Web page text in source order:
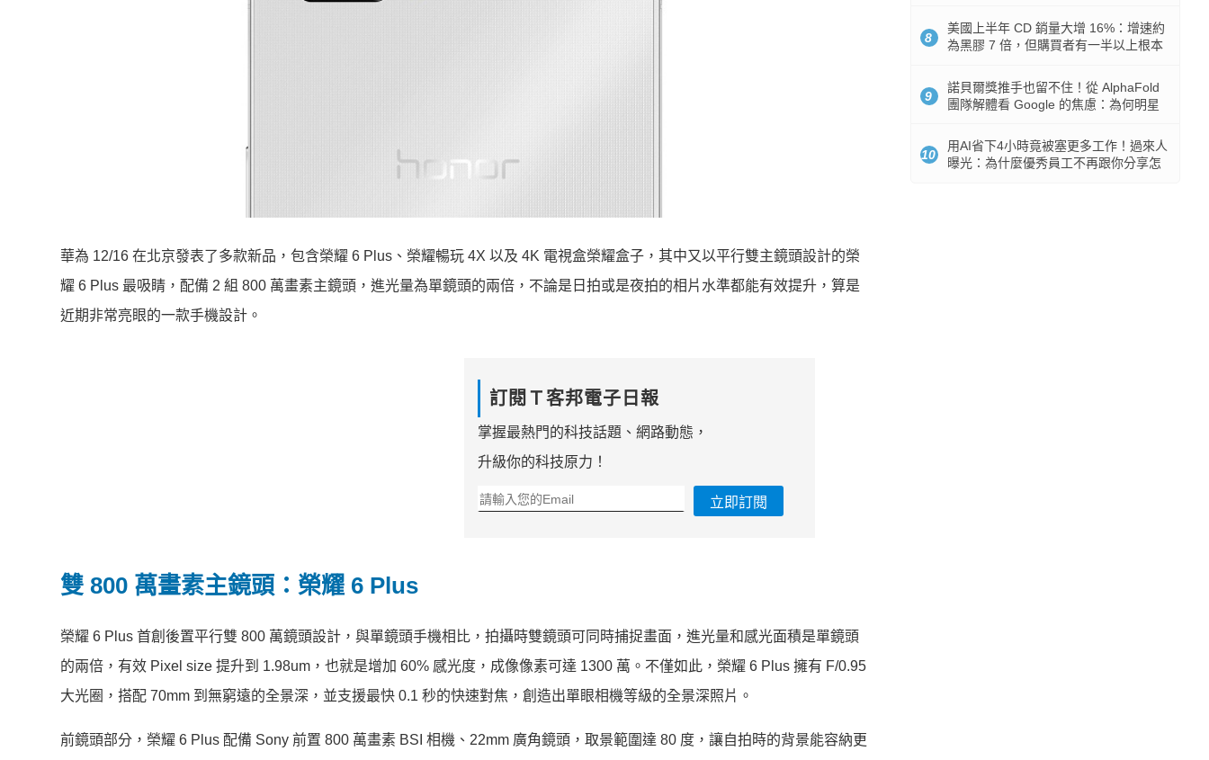
華為 12/16 在北京發表了多款新品，包含榮耀 6 Plus、榮耀暢玩 4X 以及 4K 電視盒榮耀盒子，其中又以平行雙主鏡頭設計的榮
耀 6 Plus 最吸睛，配備 2 組 800 萬畫素主鏡頭，進光量為單鏡頭的兩倍，不論是日拍或是夜拍的相片水準都能有效提升，算是
近期非常亮眼的一款手機設計。
訂閱Ｔ客邦電子日報
掌握最熱門的科技話題、網路動態，
升級你的科技原力！
立即訂閱
雙 800 萬畫素主鏡頭：榮耀 6 Plus
榮耀 6 Plus 首創後置平行雙 800 萬鏡頭設計，與單鏡頭手機相比，拍攝時雙鏡頭可同時捕捉畫面，進光量和感光面積是單鏡頭
的兩倍，有效 Pixel size 提升到 1.98um，也就是增加 60% 感光度，成像像素可達 1300 萬。不僅如此，榮耀 6 Plus 擁有 F/0.95
大光圈，搭配 70mm 到無窮遠的全景深，並支援最快 0.1 秒的快速對焦，創造出單眼相機等級的全景深照片。
前鏡頭部分，榮耀 6 Plus 配備 Sony 前置 800 萬畫素 BSI 相機、22mm 廣角鏡頭，取景範圍達 80 度，讓自拍時的背景能容納更
8
美國上半年 CD 銷量大增 16%：增速約
為黑膠 7 倍，但購買者有一半以上根本
9
諾貝爾獎推手也留不住！從 AlphaFold
團隊解體看 Google 的焦慮：為何明星
10
用AI省下4小時竟被塞更多工作！過來人
曝光：為什麼優秀員工不再跟你分享怎